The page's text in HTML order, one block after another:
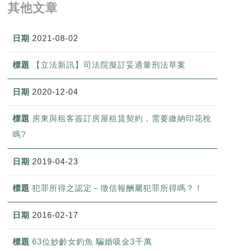
其他文章
2021-08-02
【立法新訊】司法院擬訂妥適量刑法草案
2020-12-04
房東與租客簽訂房屋租賃契約，需要繳納印花稅
嗎?
2019-04-23
犯罪所得之認定－徵信報酬屬犯罪所得嗎？！
2016-02-17
63位妙齡女釣魚 騙婚吸金3千萬